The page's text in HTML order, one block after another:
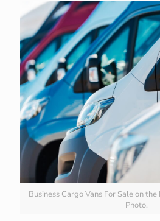
Business Cargo Vans For Sale on
Photo.